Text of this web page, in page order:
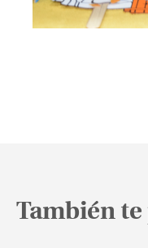
También